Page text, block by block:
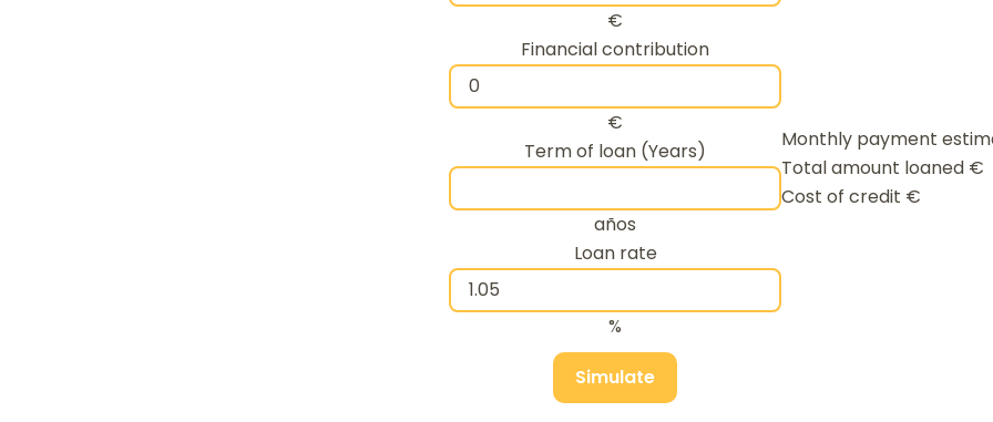
€
Financial contribution
€
Term of loan (Years)
años
Loan rate
%
Simulate
Monthly payment
Total amount loaned €
Cost of credit €